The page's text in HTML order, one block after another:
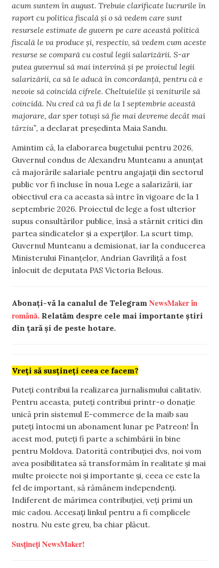
acum suntem în august. Trebuie clarificate lucrurile în
raport cu politica fiscală și o să vedem care sunt
resursele estimate de guvern pe care această politică
fiscală le va produce și, respectiv, să vedem cum aceste
resurse se compară cu costul legii salarizării. S-ar
putea guvernul să mai intervină și pe proiectul legii
salarizării, ca să le aducă în concordanță, pentru că e
nevoie să coincidă cifrele. Cheltuielile și veniturile să
coincidă. Nu cred că va fi de la 1 septembrie această
majorare, dar sper totuși să fie mai devreme decât mai
târziu”, a declarat președinta Maia Sandu.
Amintim că, la elaborarea bugetului pentru 2026,
Guvernul condus de Alexandru Munteanu a anunțat
că majorările salariale pentru angajații din sectorul
public vor fi incluse în noua Lege a salarizării, iar
obiectivul era ca aceasta să intre în vigoare de la 1
septembrie 2026. Proiectul de lege a fost ulterior
supus consultărilor publice, însă a stârnit critici din
partea sindicatelor și a experților. La scurt timp,
Guvernul Munteanu a demisionat, iar la conducerea
Ministerului Finanțelor, Andrian Gavriliță a fost
înlocuit de deputata PAS Victoria Belous.
Abonați-vă la canalul de Telegram NewsMaker în
română. Relatăm despre cele mai importante știri
din țară și de peste hotare.
Vreți să susțineți ceea ce facem?
Puteți contribui la realizarea jurnalismului calitativ.
Pentru aceasta, puteți contribui printr-o donație
unică prin sistemul E-commerce de la maib sau
puteți întocmi un abonament lunar pe Patreon! În
acest mod, puteți fi parte a schimbării în bine
pentru Moldova. Datorită contribuției dvs, noi vom
avea posibilitatea să transformăm în realitate și mai
multe proiecte noi și importante și, ceea ce este la
fel de important, să rămânem independenți.
Indiferent de mărimea contribuției, veți primi un
mic cadou. Accesați linkul pentru a fi complicele
nostru. Nu este greu, ba chiar plăcut.
Susțineți NewsMaker!